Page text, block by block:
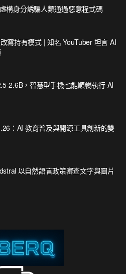
構身分誘騙人類通過惡意程式碼
寫持有模式 | 知名 YouTuber 坦言 AI
2.6B，智慧型手機也能順暢執行 AI
：AI 教育普及與開源工具創新的雙
以自然語言政策審查文字與圖片